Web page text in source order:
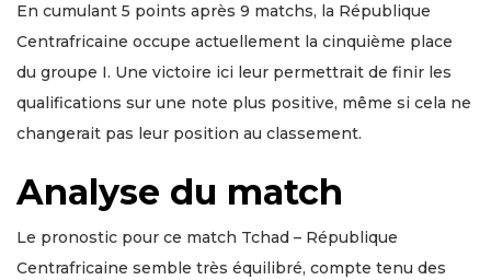
En cumulant 5 points après 9 matchs, la République
Centrafricaine occupe actuellement la cinquième place
du groupe I. Une victoire ici leur permettrait de finir les
qualifications sur une note plus positive, même si cela ne
changerait pas leur position au classement.
Analyse du match
Le pronostic pour ce match Tchad – République
Centrafricaine semble très équilibré, compte tenu des